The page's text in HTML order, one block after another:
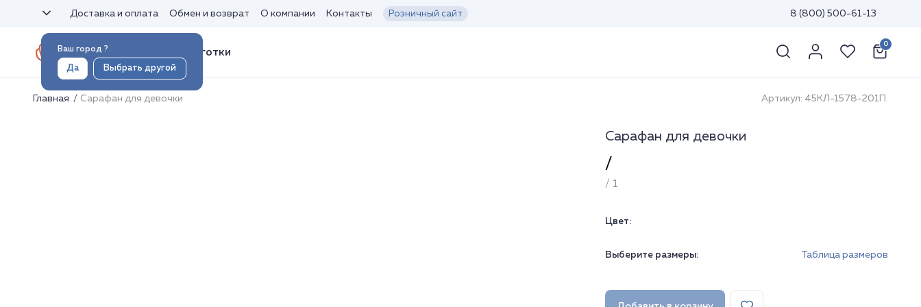
Ваш город ?
Да Выбрать другой
Доставка и оплата Обмен и возврат О компании Контакты Розничный сайт 8 (800) 500-61-13
Носки и колготки
0
Главная Сарафан для девочки Артикул: 45КЛ-1578-201П.
Сарафан для девочки
/
/ 1
Цвет:
Выберите размеры: Таблица размеров